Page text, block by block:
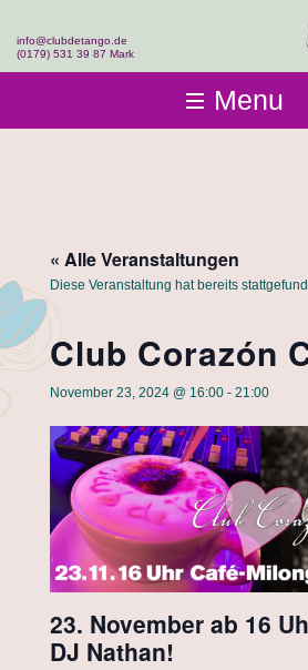
info@clubdetango.de
(0179) 531 39 87 Mark
Menu
Club-Infos
Kontakt
« Alle Veranstaltungen
Diese Veranstaltung hat bereits
Club Corazón
November 23, 2024 @ 16:00 - 21:00
23. November ab 16
DJ Nathan!